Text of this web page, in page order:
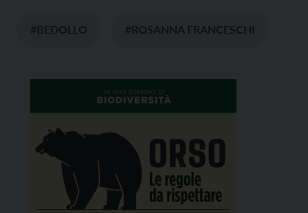
#BEDOLLO #ROSANNA FRANCESCHI